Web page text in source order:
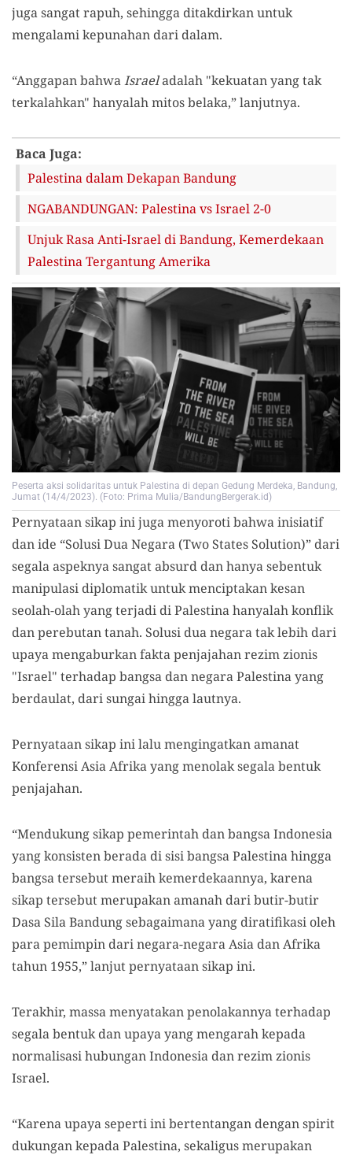
juga sangat rapuh, sehingga ditakdirkan untuk
mengalami kepunahan dari dalam.
“Anggapan bahwaIsraeladalah "kekuatan yang tak
terkalahkan" hanyalah mitos belaka,” lanjutnya.
Baca Juga:
Palestina dalam Dekapan Bandung
NGABANDUNGAN: Palestina vs Israel 2-0
Unjuk Rasa Anti-Israel di Bandung, Kemerdekaan
Palestina Tergantung Amerika
Peserta aksi solidaritas untuk Palestina di depan Gedung Merdeka, Bandung,
Jumat (14/4/2023). (Foto: Prima Mulia/BandungBergerak.id)
Pernyataan sikap ini juga menyoroti bahwa inisiatif
dan ide “Solusi Dua Negara (Two States Solution)” dari
segala aspeknya sangat absurd dan hanya sebentuk
manipulasi diplomatik untuk menciptakan kesan
seolah-olah yang terjadi di Palestina hanyalah konflik
dan perebutan tanah. Solusi dua negara tak lebih dari
upaya mengaburkan fakta penjajahan rezim zionis
"Israel" terhadap bangsa dan negara Palestina yang
berdaulat, dari sungai hingga lautnya.
Pernyataan sikap ini lalu mengingatkan amanat
Konferensi Asia Afrika yang menolak segala bentuk
penjajahan.
“Mendukung sikap pemerintah dan bangsa Indonesia
yang konsisten berada di sisi bangsa Palestina hingga
bangsa tersebut meraih kemerdekaannya, karena
sikap tersebut merupakan amanah dari butir-butir
Dasa Sila Bandung sebagaimana yang diratifikasi oleh
para pemimpin dari negara-negara Asia dan Afrika
tahun 1955,” lanjut pernyataan sikap ini.
Terakhir, massa menyatakan penolakannya terhadap
segala bentuk dan upaya yang mengarah kepada
normalisasi hubungan Indonesia dan rezim zionis
Israel.
“Karena upaya seperti ini bertentangan dengan spirit
dukungan kepada Palestina, sekaligus merupakan